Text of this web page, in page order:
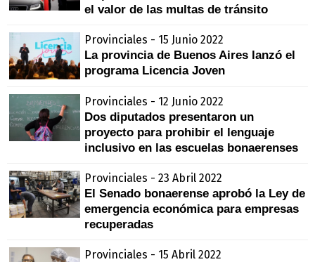
el valor de las multas de tránsito
Provinciales - 15 Junio 2022
La provincia de Buenos Aires lanzó el
programa Licencia Joven
Provinciales - 12 Junio 2022
Dos diputados presentaron un
proyecto para prohibir el lenguaje
inclusivo en las escuelas bonaerenses
Provinciales - 23 Abril 2022
El Senado bonaerense aprobó la Ley de
emergencia económica para empresas
recuperadas
Provinciales - 15 Abril 2022